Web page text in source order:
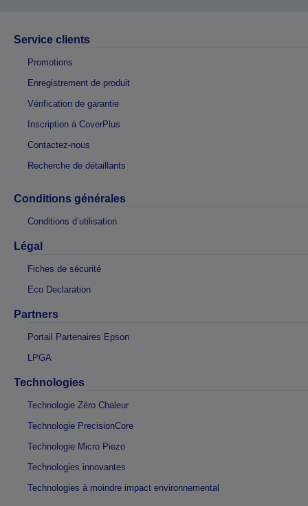
Service clients
Promotions
Enregistrement de produit
Vérification de garantie
Inscription à CoverPlus
Contactez-nous
Recherche de détaillants
Conditions générales
Conditions d’utilisation
Légal
Fiches de sécurité
Eco Declaration
Partners
Portail Partenaires Epson
LPGA
Technologies
Technologie Zéro Chaleur
Technologie PrecisionCore
Technologie Micro Piezo
Technologies innovantes
Technologies à moindre impact environnemental